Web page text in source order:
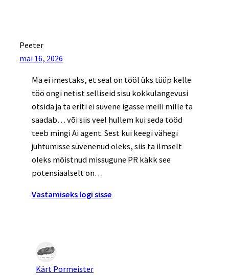
Peeter
mai 16, 2026
Ma ei imestaks, et seal on tööl üks tüüp kelle
töö ongi netist selliseid sisu kokkulangevusi
otsida ja ta eriti ei süvene igasse meili mille ta
saadab… või siis veel hullem kui seda tööd
teeb mingi Ai agent. Sest kui keegi vähegi
juhtumisse süvenenud oleks, siis ta ilmselt
oleks mõistnud missugune PR käkk see
potensiaalselt on…
Vastamiseks logi sisse
Kärt Pormeister